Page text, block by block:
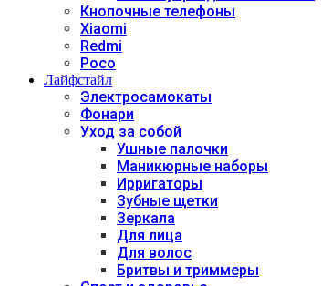
Кнопочные телефоны
Xiaomi
Redmi
Poco
Лайфстайл
Электросамокаты
Фонари
Уход за собой
Ушные палочки
Маникюрные наборы
Ирригаторы
Зубные щетки
Зеркала
Для лица
Для волос
Бритвы и триммеры